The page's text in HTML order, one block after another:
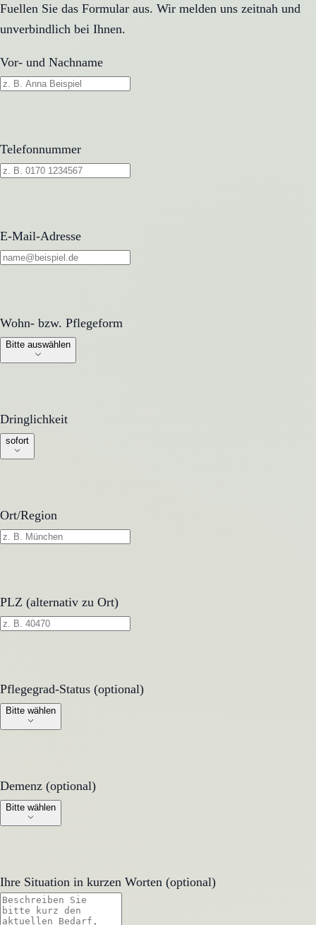
Fuellen Sie das Formular aus. Wir melden uns zeitnah und
unverbindlich bei Ihnen.
Vor- und Nachname
Telefonnummer
E-Mail-Adresse
Wohn- bzw. Pflegeform
Wohn- bzw. Pflegeform
Bitte auswählen
Dringlichkeit
Dringlichkeit
sofort
Ort/Region
PLZ (alternativ zu Ort)
Pflegegrad-Status (optional)
Pflegegrad-Status (optional)
Bitte wählen
Demenz (optional)
Demenz (optional)
Bitte wählen
Ihre Situation in kurzen Worten (optional)